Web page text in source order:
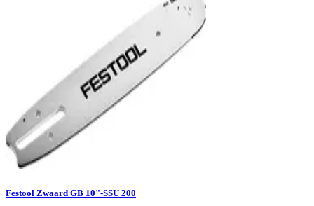
Festool Zwaard GB 10"-SSU 200